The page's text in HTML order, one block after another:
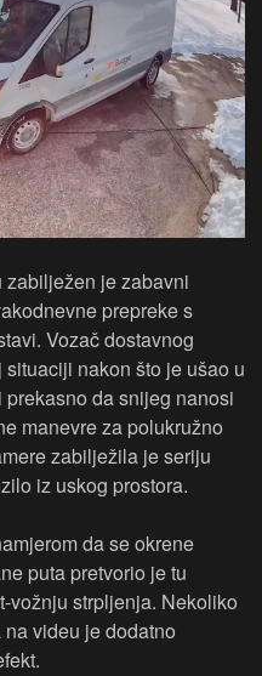
je zabavni
prepreke s
Vozač dostavnog
nakon što je ušao u
da snijeg nanosi
manevre za polukružno
zabilježila je seriju
iz uskog prostora.
da se okrene
puta pretvorio je tu
vožnju strpljenja. Nekoliko
videu je dodatno